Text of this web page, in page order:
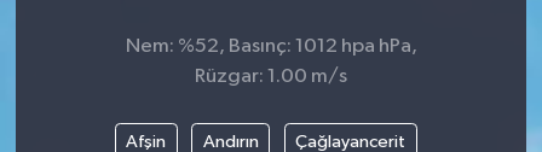
Nem: %52, Basınç: 1012 hpa hPa,
Rüzgar: 1.00 m/s
Afşin Andırın Çağlayancerit